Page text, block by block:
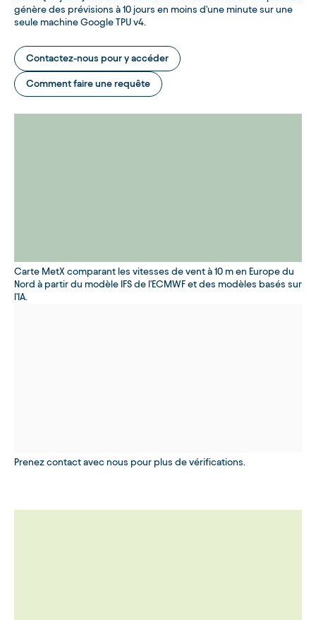
génère des prévisions à 10 jours en moins d'une minute sur une
seule machine Google TPU v4.
Contactez-nous pour y accéder
Comment faire une requête
Carte MetX comparant les vitesses de vent à 10 m en Europe du
Nord à partir du modèle IFS de l'ECMWF et des modèles basés sur
l'IA.
Prenez contact avec nous pour plus de vérifications.